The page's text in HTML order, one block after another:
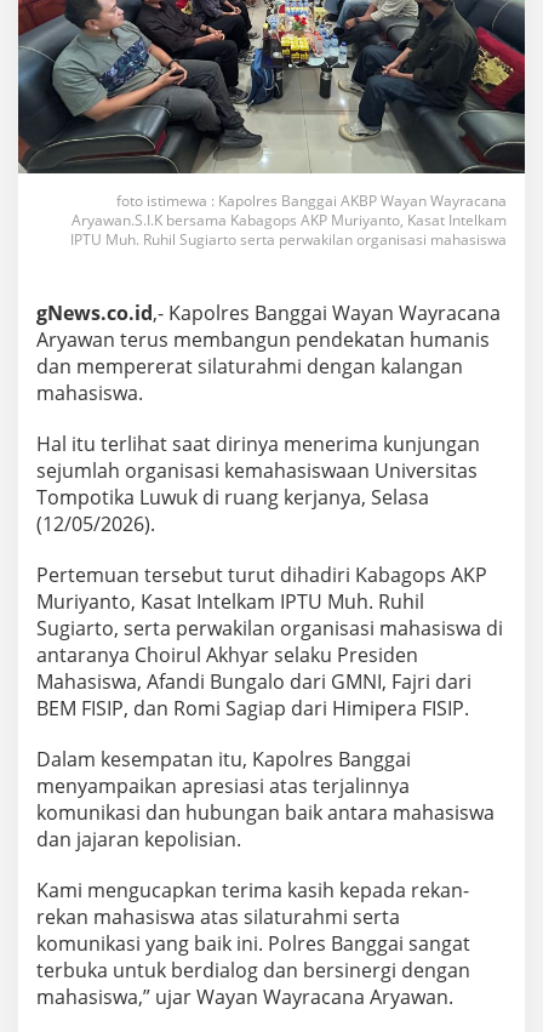
foto istimewa : Kapolres Banggai AKBP Wayan Wayracana
Aryawan.S.I.K bersama Kabagops AKP Muriyanto, Kasat Intelkam
IPTU Muh. Ruhil Sugiarto serta perwakilan organisasi mahasiswa
gNews.co.id,- Kapolres Banggai Wayan Wayracana
Aryawan terus membangun pendekatan humanis
dan mempererat silaturahmi dengan kalangan
mahasiswa.
Hal itu terlihat saat dirinya menerima kunjungan
sejumlah organisasi kemahasiswaan Universitas
Tompotika Luwuk di ruang kerjanya, Selasa
(12/05/2026).
Pertemuan tersebut turut dihadiri Kabagops AKP
Muriyanto, Kasat Intelkam IPTU Muh. Ruhil
Sugiarto, serta perwakilan organisasi mahasiswa di
antaranya Choirul Akhyar selaku Presiden
Mahasiswa, Afandi Bungalo dari GMNI, Fajri dari
BEM FISIP, dan Romi Sagiap dari Himipera FISIP.
Dalam kesempatan itu, Kapolres Banggai
menyampaikan apresiasi atas terjalinnya
komunikasi dan hubungan baik antara mahasiswa
dan jajaran kepolisian.
Kami mengucapkan terima kasih kepada rekan-
rekan mahasiswa atas silaturahmi serta
komunikasi yang baik ini. Polres Banggai sangat
terbuka untuk berdialog dan bersinergi dengan
mahasiswa,” ujar Wayan Wayracana Aryawan.